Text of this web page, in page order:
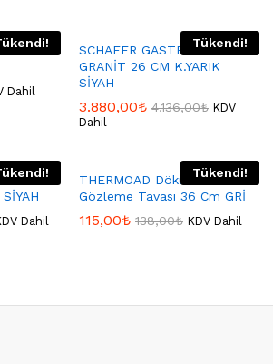
Dahil
Tükendi!
SCHAFER GASTRONOMIE
GRANİT 26 CM K.YARIK
SİYAH
3.880,00₺ 4.136,00₺ KDV
Dahil
İRON
Dahil
Tükendi!
THERMOAD Döküm Granit
Gözleme Tavası 36 Cm GRİ
115,00₺ 138,00₺ KDV Dahil